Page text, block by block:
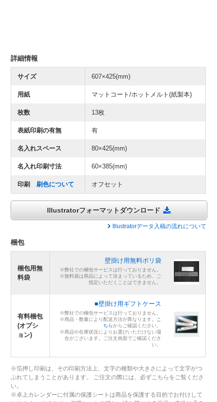
詳細情報
サイズ 607×425(mm)
用紙 マットコート/ホットメルト(紙製本)
枚数 13枚
表紙印刷の有無 有
名入れスペース 80×425(mm)
名入れ印刷寸法 60×385(mm)
印刷刷色について オフセット
Illustratorフォーマットダウンロード
Illustratorデータ入稿の流れについて
梱包
梱包用無
料袋
壁掛け用無料ポリ袋
※弊社での梱包サービスは行っておりません。
※無料袋は商品によって決まっているため、ご
指定いただくことはできません。
有料梱包
(オプシ
ョン)
■壁掛け用ギフトケース
※弊社での梱包サービスは行っておりません。
※商品・数量により配送方法が異なります。 こ
ちらからご確認ください。
※商品や在庫状況によりお選びいただけない場
合がございます。ご注文画面でご確認くださ
い。
※箔押し印刷は、その印刷方法上、文字の種類や大きさによって文字がつ
ぶれてしまうことがあります。 ご注文の際には、必ずこちらをご覧くださ
い。
※卓上カレンダーに付属の保護シートは商品を保護する目的でお付けして